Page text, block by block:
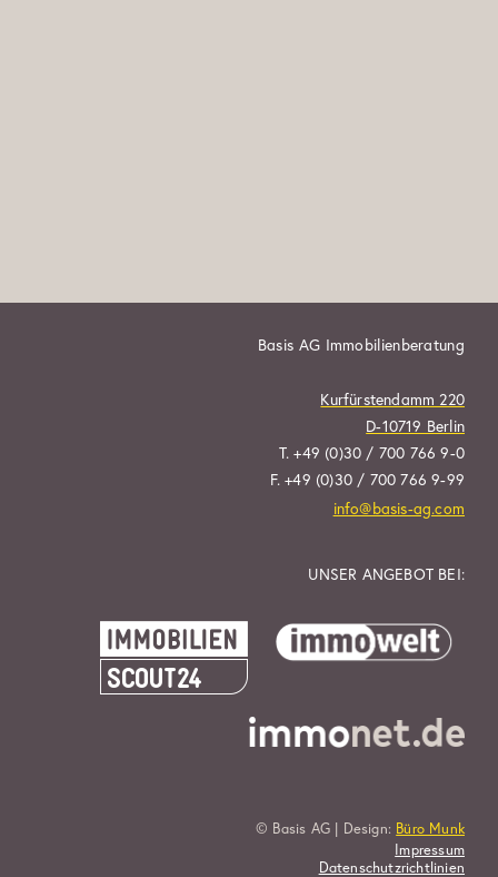
Basis AG Immobilienberatung
Kurfürstendamm 220
D-10719 Berlin
T. +49 (0)30 / 700 766 9-0
F. +49 (0)30 / 700 766 9-99
info@basis-ag.com
UNSER ANGEBOT BEI:
© Basis AG | Design: Büro Munk
Impressum
Datenschutzrichtlinien